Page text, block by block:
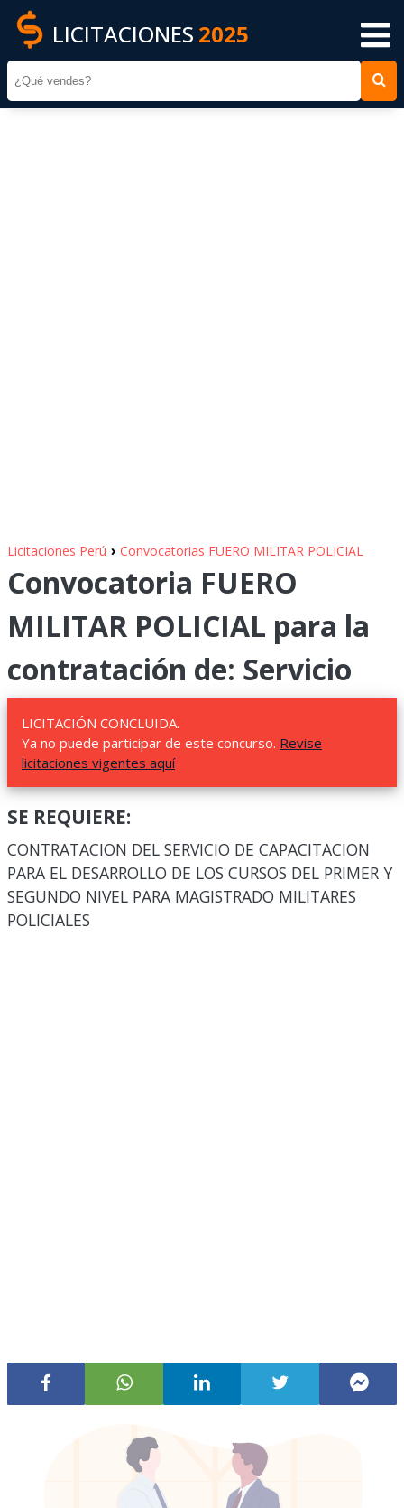
LICITACIONES 2025
Licitaciones Perú › Convocatorias FUERO MILITAR POLICIAL
Convocatoria FUERO
MILITAR POLICIAL para la
contratación de: Servicio
LICITACIÓN CONCLUIDA.
Ya no puede participar de este concurso. Revise
licitaciones vigentes aquí
SE REQUIERE:
CONTRATACION DEL SERVICIO DE CAPACITACION
PARA EL DESARROLLO DE LOS CURSOS DEL PRIMER Y
SEGUNDO NIVEL PARA MAGISTRADO MILITARES
POLICIALES